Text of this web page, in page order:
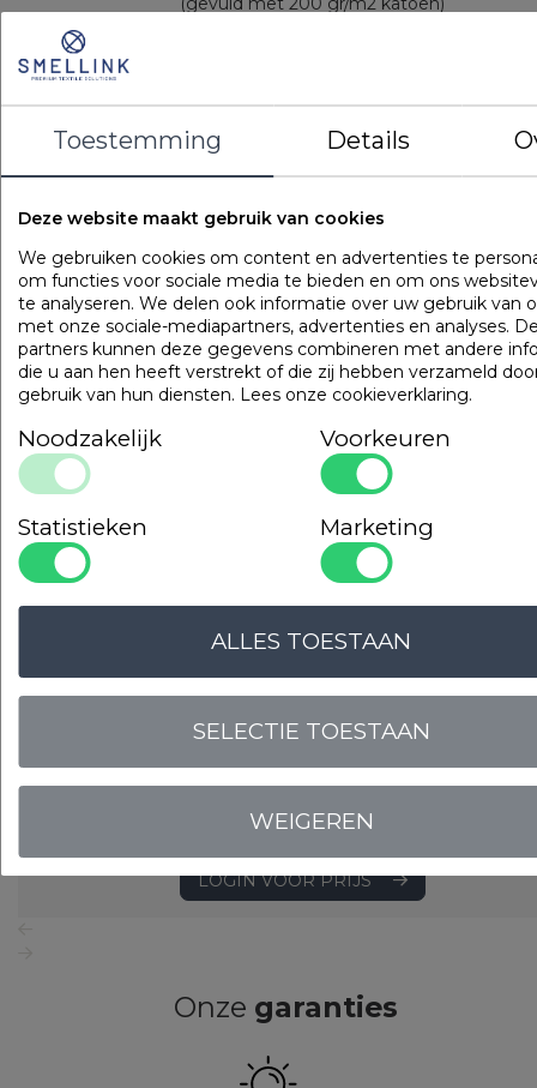
Kenmerken
OMSCHRIJVING UITVOERINGEN
vezelbolletjes en latex staafjes geeft dit kussen extra
de vulling en extra ondersteuning van hoofd en nek. De
gewatteerde tijk draagt bij aan een goede vochtopname en
extra stevigheid.
Populaireproducten
Gilder Synthetisch Superior
Art. VADBG42TH
LOGIN VOOR PRIJS
Onze garanties
Toestemming Details
Deze website maakt gebruik van cookies
We gebruiken cookies om content en advertenties te
om functies voor sociale media te bieden en om ons
te analyseren. We delen ook informatie over uw gebruik van
met onze sociale-mediapartners, advertenties en analyses.
partners kunnen deze gegevens combineren met andere
die u aan hen heeft verstrekt of die zij hebben verzameld
gebruik van hun diensten. Lees onze cookieverklaring.
Noodzakelijk Voorkeuren
Statistieken Marketing
WEIGEREN
SELECTIE TOESTAAN
ALLES TOESTAAN